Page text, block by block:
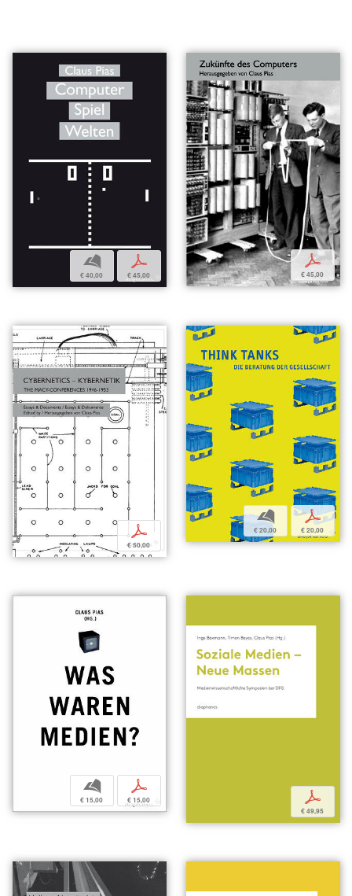
b
€ 40,00
p
€ 45,00
p
€ 45,00
p
€ 50,00
b
€ 20,00
p
€ 20,00
b
€ 15,00
p
€ 15,00 p
€ 49,95